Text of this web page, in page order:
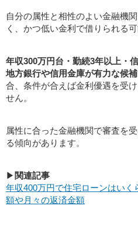
自分の属性と相性のよい金融機
く、かつ低い金利で借りられる
年収300万円台・勤続3年以上・
地方銀行や信用金庫が有力な候補
合、条件が合えば金利優遇を受
せん。
属性に合った金融機関で審査を
る傾向があります。
▶ 関連記事
年収400万円で住宅ローンはい
額や月々の返済金額